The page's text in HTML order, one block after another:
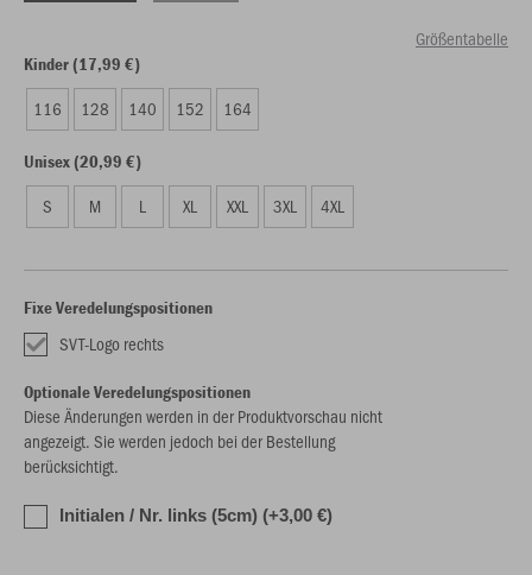
Größentabelle
Kinder (17,99 €)
116 128 140 152 164
Unisex (20,99 €)
S M L XL XXL 3XL 4XL
Fixe Veredelungspositionen
SVT-Logo rechts
Optionale Veredelungspositionen
Diese Änderungen werden in der Produktvorschau nicht
angezeigt. Sie werden jedoch bei der Bestellung
berücksichtigt.
Initialen / Nr. links (5cm) (+3,00 €)